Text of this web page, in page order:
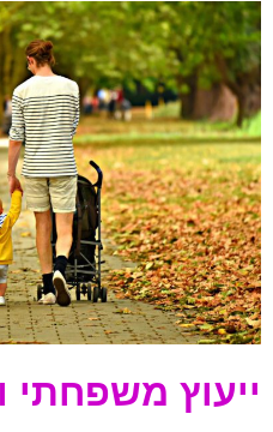
ייעוץ משפחתי